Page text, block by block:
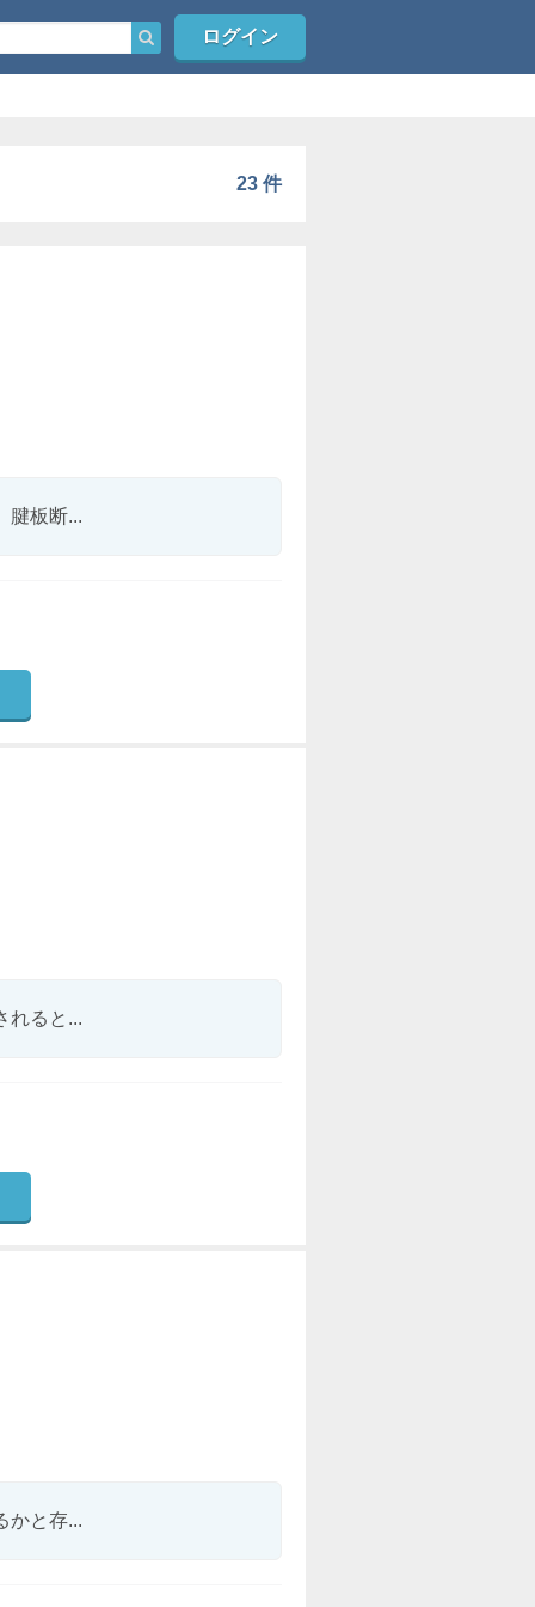
ログイン
23 件
腱板断...
れると...
かと存...